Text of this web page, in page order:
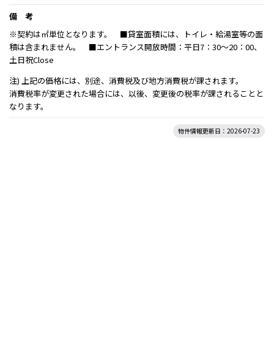
備 考
※契約は㎡単位となります。 ■貸室面積には、トイレ・給湯室等の面
積は含まれません。 ■エントランス開放時間：平日7：30～20：00、
土日祝Close
注) 上記の価格には、別途、消費税及び地方消費税が課されます。
消費税率が変更された場合には、以後、変更後の税率が課されることと
なります。
物件情報更新日：2026-07-23